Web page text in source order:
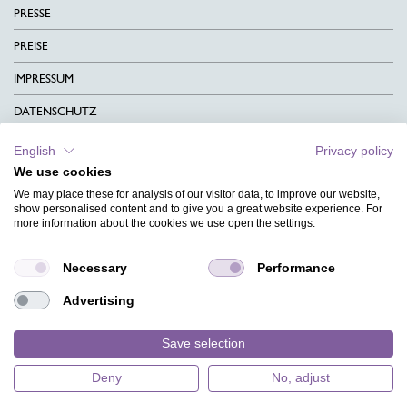
PRESSE
PREISE
IMPRESSUM
DATENSCHUTZ
KONTAKT
AGB
CHARITY
MAGAZIN
HILFE
English
Privacy policy
We use cookies
We may place these for analysis of our visitor data, to improve our website,
show personalised content and to give you a great website experience. For
more information about the cookies we use open the settings.
Necessary Performance
Advertising
Save selection
Deny No, adjust